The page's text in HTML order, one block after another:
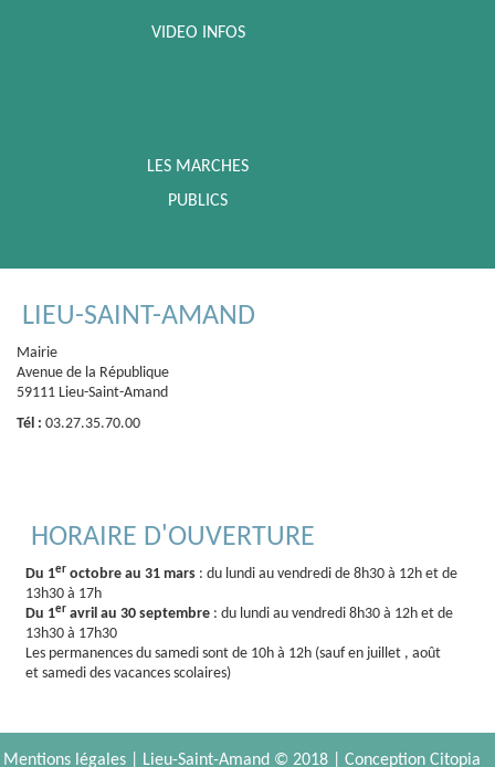
VIDEO INFOS
LES MARCHES
PUBLICS
LIEU-SAINT-AMAND
Mairie
Avenue de la République
59111 Lieu-Saint-Amand
Tél : 03.27.35.70.00
HORAIRE D'OUVERTURE
Du 1er octobre au 31 mars : du lundi au vendredi de 8h30 à 12h et de
13h30 à 17h
Du 1er avril au 30 septembre : du lundi au vendredi 8h30 à 12h et de
13h30 à 17h30
Les permanences du samedi sont de 10h à 12h (sauf en juillet , août
et samedi des vacances scolaires)
Mentions légales | Lieu-Saint-Amand © 2018 | Conception Citopia